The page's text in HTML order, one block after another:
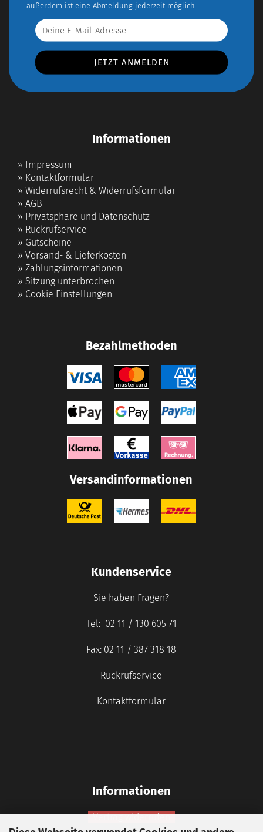
außerdem ist eine Abmeldung jederzeit möglich.
Informationen
» Impressum
» Kontaktformular
» Widerrufsrecht & Widerrufsformular
» AGB
» Privatsphäre und Datenschutz
» Rückrufservice
» Gutscheine
» Versand- & Lieferkosten
» Zahlungsinformationen
» Sitzung unterbrochen
» Cookie Einstellungen
Bezahlmethoden
Versandinformationen
Kundenservice
Sie haben Fragen?
Tel: 02 11 / 130 605 71
Fax: 02 11 / 387 318 18
Rückrufservice
Kontaktformular
Informationen
Vertrag widerrufen